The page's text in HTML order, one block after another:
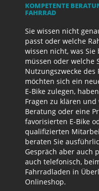
KOMPETENTE
FAHRRAD
Sie wissen nicht
passt oder welche
wissen nicht, was
müssen oder welche
Nutzungszwecke des
möchten sich ein
E-Bike zulegen,
Fragen zu klären
Beratung oder eine
favorisierten E-Bike
qualifizierten
beraten Sie
Gespräch aber auch
auch telefonisch,
Fahrradladen in
Onlineshop.